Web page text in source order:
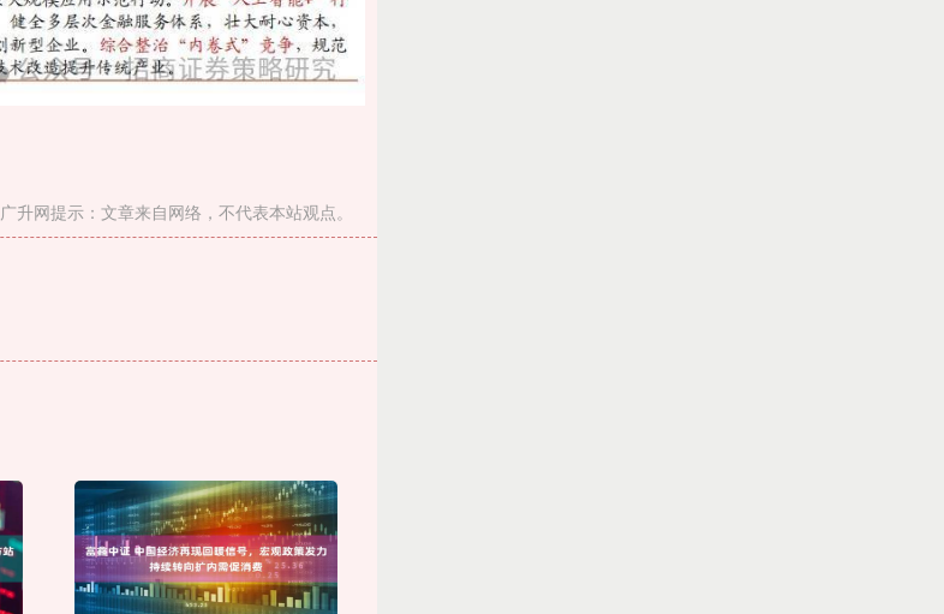
广升网提示：文章来自网络，不代表本站观点。